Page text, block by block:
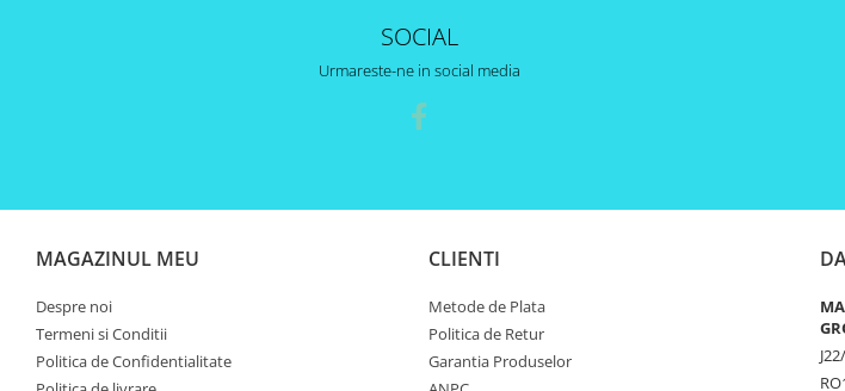
SOCIAL
Urmareste-ne in social media
MAGAZINUL MEU
Despre noi
Termeni si Conditii
Politica de Confidentialitate
CLIENTI
Metode de Plata
Politica de Retur
Garantia Produselor